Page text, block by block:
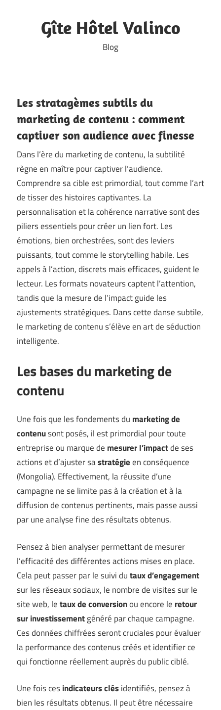
contentGîte Hôtel Valinco
Blog
Les stratagèmes subtils du
marketing de contenu : comment
captiver son audience avec finesse
Dans l’ère du marketing de contenu, la subtilité
règne en maître pour captiver l’audience.
Comprendre sa cible est primordial, tout comme l’art
de tisser des histoires captivantes. La
personnalisation et la cohérence narrative sont des
piliers essentiels pour créer un lien fort. Les
émotions, bien orchestrées, sont des leviers
puissants, tout comme le storytelling habile. Les
appels à l’action, discrets mais efficaces, guident le
lecteur. Les formats novateurs captent l’attention,
tandis que la mesure de l’impact guide les
ajustements stratégiques. Dans cette danse subtile,
le marketing de contenu s’élève en art de séduction
intelligente.
Les bases du marketing de
contenu
Une fois que les fondements du marketing de
contenusont posés, il est primordial pour toute
entreprise ou marque de mesurer l’impactde ses
actions et d’ajuster sastratégieen conséquence
(Mongolia). Effectivement, la réussite d’une
campagne ne se limite pas à la création et à la
diffusion de contenus pertinents, mais passe aussi
par une analyse fine des résultats obtenus.
Pensez à bien analyser permettant de mesurer
l’efficacité des différentes actions mises en place.
Cela peut passer par le suivi dutaux d’engagement
sur les réseaux sociaux, le nombre de visites sur le
site web, letaux de conversionou encore le retour
sur investissementgénéré par chaque campagne.
Ces données chiffrées seront cruciales pour évaluer
la performance des contenus créés et identifier ce
qui fonctionne réellement auprès du public ciblé.
Une fois cesindicateurs clésidentifiés, pensez à
bien les résultats obtenus. Il peut être nécessaire